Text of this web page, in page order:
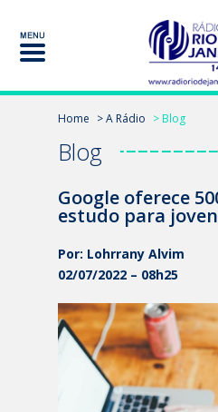
Home > A Rádio > Blog
Blog
Google oferece
estudo para
Por: Lohrrany Alvim
02/07/2022 – 08h25